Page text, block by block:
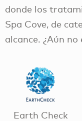
donde los
Spa Cove, de
alcance. ¿Aún
Earth Check